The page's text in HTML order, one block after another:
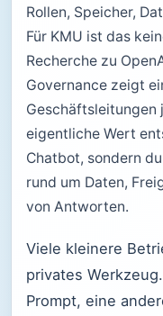
Rollen, Speicher,
Für KMU ist das
Recherche zu
Governance zeigt
Geschäftsleitungen
eigentliche Wert
Chatbot, sondern
rund um Daten,
von Antworten.
Viele kleinere
privates
Prompt, eine